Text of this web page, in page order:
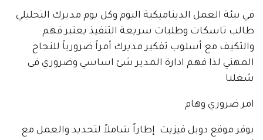
في بيئة العمل الديناميكية اليوم وكل يوم مديرك التحليلي
طالب تاسكات وطلبات سريعة التنفيذ يعتبر فهم
والتكيف مع أسلوب تفكير مديرك أمراً ضرورياً للنجاح
المهني لذا فهم ادارة المدير شئ اساسي وضروري فى
شغلنا
امر ضروري وهام
يوفر موفع دوبل فيزيت إطاراً شاملاً لتحديد والعمل مع